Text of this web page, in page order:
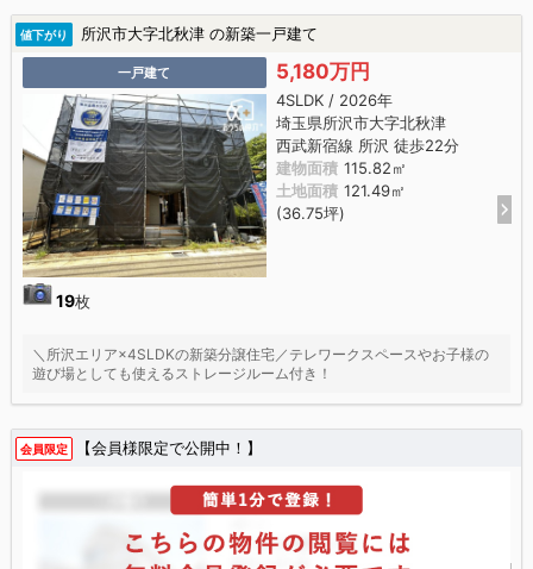
値下がり 所沢市大字北秋津 の新築一戸建て
一戸建て
19枚
5,180万円
4SLDK / 2026年
埼玉県所沢市大字北秋津
西武新宿線 所沢 徒歩22分
建物面積 115.82㎡
土地面積 121.49㎡
(36.75坪)
＼所沢エリア×4SLDKの新築分譲住宅／テレワークスペースやお子様の
遊び場としても使えるストレージルーム付き！
会員限定 【会員様限定で公開中！】